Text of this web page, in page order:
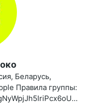
Беларусь,
Правила группы: